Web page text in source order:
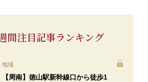
間注目記事ランキング
地域
【周南】徳山駅新幹線口から徒歩1